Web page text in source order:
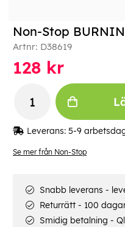
Se mer från Non-Stop
Non-Stop
Artnr: D38619
128 kr
Leverans: 5-9
Snabb leverans -
Returrätt - 100
Smidig betalning -